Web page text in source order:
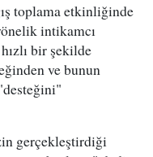
toplama etkinliğinde
intikamcı
bir şekilde
ve bunun
gerçekleştirdiği